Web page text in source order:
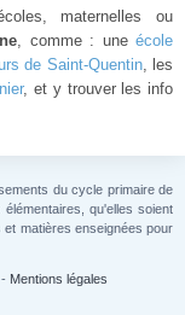
maternelles ou
, comme : une école
de Saint-Quentin, les
, et y trouver les info
du cycle primaire de
qu'elles soient
matières enseignées pour
Mentions légales